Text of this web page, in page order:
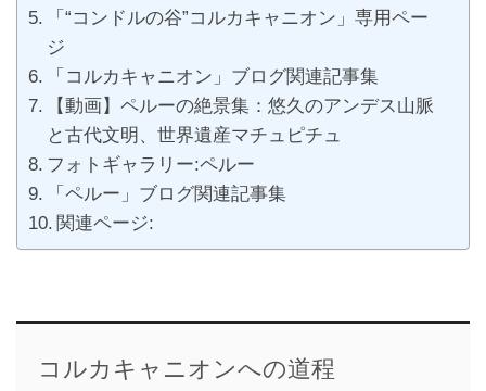
「“コンドルの谷”コルカキャニオン」専用ペー
ジ
「コルカキャニオン」ブログ関連記事集
【動画】ペルーの絶景集：悠久のアンデス山脈
と古代文明、世界遺産マチュピチュ
フォトギャラリー:ペルー
「ペルー」ブログ関連記事集
関連ページ:
コルカキャニオンへの道程